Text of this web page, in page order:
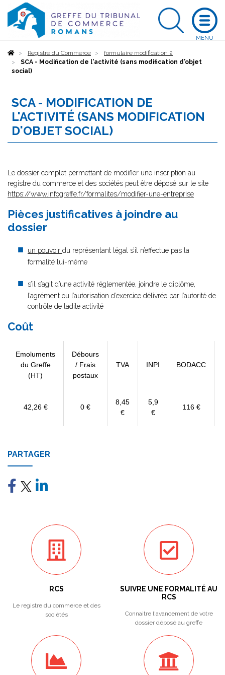
AccueilRegistre du Commerce
formulaire modification 2
SCA - Modification de l'activité (sans modification d'objet
social)
SCA - MODIFICATION DE
L'ACTIVITÉ (SANS MODIFICATION
D'OBJET SOCIAL)
Le dossier complet permettant de modifier une inscription au
registre du commerce et des sociétés peut être déposé sur le site
https://www.infogreffe.fr/formalites/modifier-une-entreprise
Pièces justificatives à joindre au
dossier
un pouvoir du représentant légal s’il n’effectue pas la
formalité lui-même
s’il s’agit d’une activité réglementée, joindre le diplôme,
l’agrément ou l’autorisation d’exercice délivrée par l’autorité de
contrôle de ladite activité
Coût
Emoluments
du Greffe
(HT)
Débours
/ Frais
postaux
TVA INPI BODACC
42,26 € 0 €
8,45
€
5,9
€
116 €
PARTAGER
RCS
Le registre du commerce et des
sociétés
SUIVRE UNE FORMALITÉ AU
RCS
Connaitre l'avancement de votre
dossier déposé au greffe